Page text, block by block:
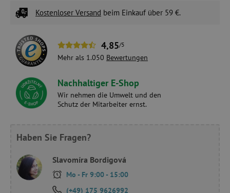
Kostenloser Versand beim Einkauf über 59 €.
4,85/5
Mehr als 1.050 Bewertungen
Nachhaltiger E-Shop
Wir nehmen die Umwelt und den
Schutz der Mitarbeiter ernst.
Haben Sie Fragen?
Slavomíra Bordigová
Mo - Fr 9:00 - 15:00
(+49) 175 9626992